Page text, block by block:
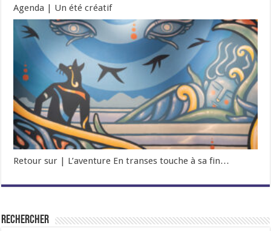
Agenda | Un été créatif
Retour sur | L’aventure En transes touche à sa fin…
Rechercher